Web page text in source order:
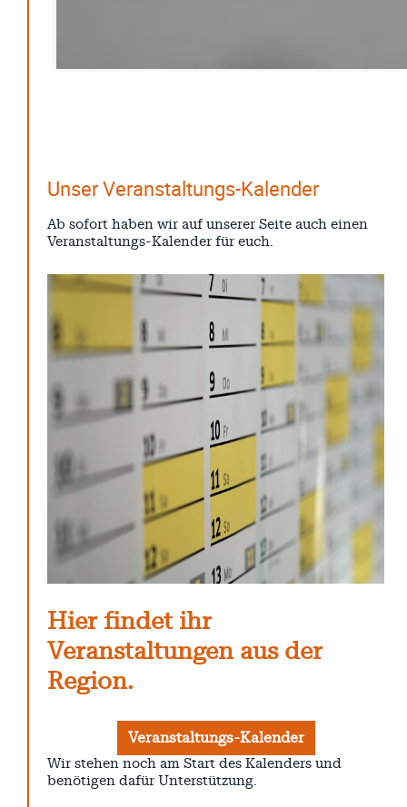
Februar 2026
Unser Veranstaltungs-Kalender
Ab sofort haben wir auf unserer Seite auch einen
Veranstaltungs-Kalender für euch.
Hier findet ihr
Veranstaltungen aus der
Region.
Veranstaltungs-Kalender
Wir stehen noch am Start des Kalenders und
benötigen dafür Unterstützung.